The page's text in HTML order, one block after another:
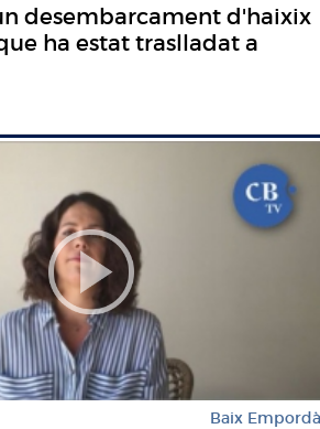
desembarcament d'haixix
ha estat traslladat a
Baix Empordà